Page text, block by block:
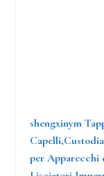
shengxinym
per Apparecchi